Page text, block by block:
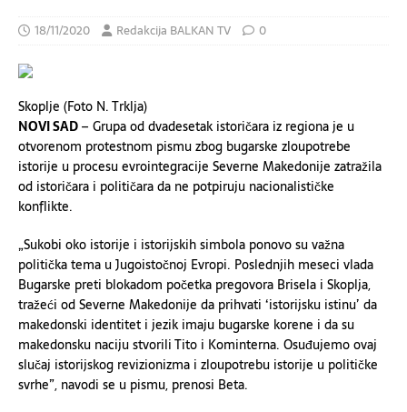
18/11/2020 Redakcija BALKAN TV 0
Skoplje (Foto N. Trklja)
NOVI SAD– Grupa od dvadesetak istoričara iz regiona je u
otvorenom protestnom pismu zbog bugarske zloupotrebe
istorije u procesu evrointegracije Severne Makedonije zatražila
od istoričara i političara da ne potpiruju nacionalističke
konflikte.
„Sukobi oko istorije i istorijskih simbola ponovo su važna
politička tema u Jugoistočnoj Evropi. Poslednjih meseci vlada
Bugarske preti blokadom početka pregovora Brisela i Skoplja,
tražeći od Severne Makedonije da prihvati ‘istorijsku istinu’ da
makedonski identitet i jezik imaju bugarske korene i da su
makedonsku naciju stvorili Tito i Kominterna. Osuđujemo ovaj
slučaj istorijskog revizionizma i zloupotrebu istorije u političke
svrhe”, navodi se u pismu, prenosi Beta.